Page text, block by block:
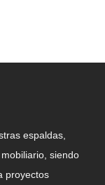
espaldas,
siendo
proyectos